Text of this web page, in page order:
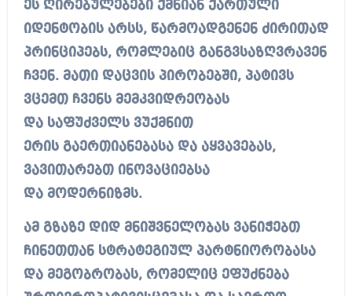
ეს ღირებულებები ქმნიან ქართული
იდენტობის არსს, წარმოადგენენ ძირითად
პრინციპებს, რომლებიც განგვსაზღვრავენ
ჩვენ. მათი დაცვის პირობებში, პატივს
ვცემთ ჩვენს მემკვიდრეობას
და საფუძველს ვუქმნით
ერის გაერთიანებასა და აყვავებას,
ვავითარებთ ინოვაციებსა
და მოდერნიზმს.
ამ გზაზე დიდ მნიშვნელობას ვანიჭებთ
ჩინეთთან სტრატეგიულ პარტნიორობასა
და მეგობრობას, რომელიც ეფუძნება